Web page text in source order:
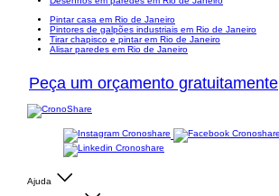
Pintar casa em Rio de Janeiro
Pintores de galpões industriais em Rio de Janeiro
Tirar chapisco e pintar em Rio de Janeiro
Alisar paredes em Rio de Janeiro
Peça um orçamento gratuitamente
Ajuda